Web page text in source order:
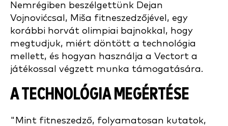
Nemrégiben beszélgettünk Dejan
Vojnovićcsal, Miša fitneszedzőjével, egy
korábbi horvát olimpiai bajnokkal, hogy
megtudjuk, miért döntött a technológia
mellett, és hogyan használja a Vectort a
játékossal végzett munka támogatására.
A TECHNOLÓGIA MEGÉRTÉSE
"Mint fitneszedző, folyamatosan kutatok,